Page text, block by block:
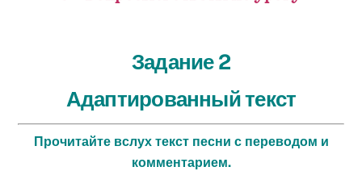
Задание 2
Адаптированный текст
Прочитайте вслух текст песни с переводом и
комментарием.